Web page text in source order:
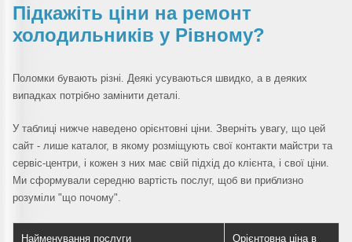
Підкажіть ціни на ремонт
холодильників у Рівному?
Поломки бувають різні. Деякі усуваються швидко, а в деяких
випадках потрібно замінити деталі.
У таблиці нижче наведено орієнтовні ціни. Зверніть увагу, що цей
сайт - лише каталог, в якому розміщують свої контакти майстри та
сервіс-центри, і кожен з них має свій підхід до клієнта, і свої ціни.
Ми сформували середню вартість послуг, щоб ви приблизно
розуміли "що почому".
Найменування послуги Орієнтовна ціна в